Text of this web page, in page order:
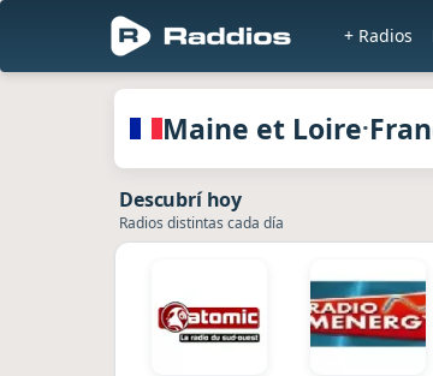
+ Radios
Radios de Maine et Loire ·
Maine et Loire·
Descubrí hoy
Radios distintas cada día